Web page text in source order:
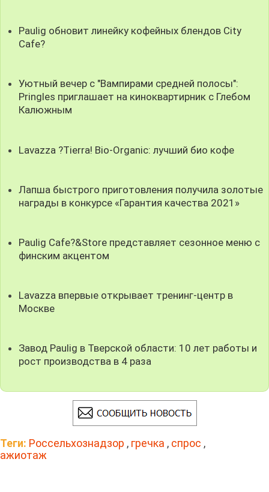
Paulig обновит линейку кофейных блендов City
Cafe?
Уютный вечер с "Вампирами средней полосы":
Pringles приглашает на киноквартирник с Глебом
Калюжным
Lavazza ?Tierra! Bio-Organic: лучший био кофе
Лапша быстрого приготовления получила золотые
награды в конкурсе «Гарантия качества 2021»
Paulig Cafe?&Store представляет сезонное меню с
финским акцентом
Lavazza впервые открывает тренинг-центр в
Москве
Завод Paulig в Тверской области: 10 лет работы и
рост производства в 4 раза
Теги: Россельхознадзор , гречка , спрос ,
ажиотаж